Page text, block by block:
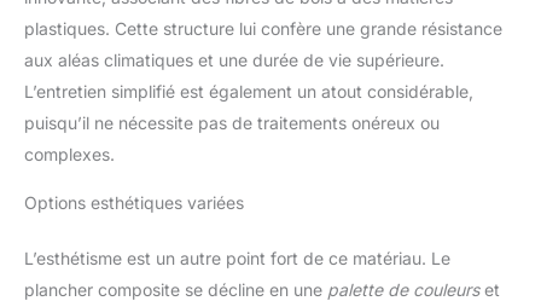
plastiques. Cette structure lui confère une grande résistance
aux aléas climatiques et une durée de vie supérieure.
L’entretien simplifié est également un atout considérable,
puisqu’il ne nécessite pas de traitements onéreux ou
complexes.
Options esthétiques variées
L’esthétisme est un autre point fort de ce matériau. Le
plancher composite se décline en une palette de couleurset